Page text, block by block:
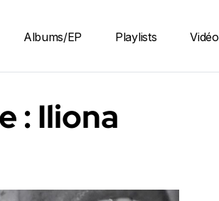
Albums/EP Playlists
: Iliona